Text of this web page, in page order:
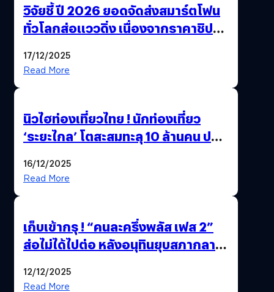
วิจัยชี้ ปี 2026 ยอดจัดส่งสมาร์ตโฟน
ทั่วโลกส่อแววดิ่ง เนื่องจากราคาชิป
17/12/2025
Read More
นิวไฮท่องเที่ยวไทย ! นักท่องเที่ยว
‘ระยะไกล’ โตสะสมทะลุ 10 ล้านคน ปลุก
11.66 ล้านคน
16/12/2025
Read More
เก็บเข้ากรุ ! “คนละครึ่งพลัส เฟส 2”
ส่อไม่ได้ไปต่อ หลังอนุทินยุบสภากลาย
15 ธ.ค. นี้
12/12/2025
Read More